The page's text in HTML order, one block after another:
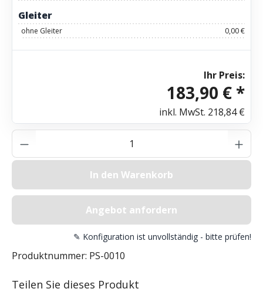
Gleiter
ohne Gleiter 0,00 €
Ihr Preis:
183,90 € *
inkl. MwSt. 218,84 €
Produkt Anzahl: Gib den gewünschten
In den Warenkorb
Angebot anfordern
✎ Konfiguration ist unvollständig - bitte prüfen!
Produktnummer: PS-0010
Teilen Sie dieses Produkt